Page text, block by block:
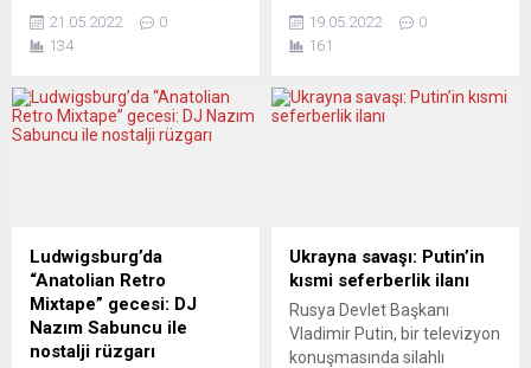
temmuzda Ukrayna’ya
teslim etmeye başlayacağı
(DPA) konuya ilişkin
Savunma Bakanı Christine
konuşulduğunu yazdı. Buna
göre, Federal Almanya 15
Gepard uçaksavar tankının
yanı sıra Ukrayna’ya 59 bin
de mermi gönderecek...
21.05.2022
0
134
ve 4. sınıflar arası “İki Dilli
Okuma Yarışmasına” 10
İlkokuldan toplam 35
çalışmalar yapan Essen’deki
Maria Kunigunda ilkokul
19.05.2022
0
161
Ludwigsburg’da
“Anatolian Retro
Mixtape” gecesi: DJ
Nazım Sabuncu ile
nostalji rüzgarı
Ukrayna savaşı: Putin’in
kısmi seferberlik ilanı
Rusya Devlet Başkanı
Vladimir Putin, bir televizyon
konuşmasında silahlı